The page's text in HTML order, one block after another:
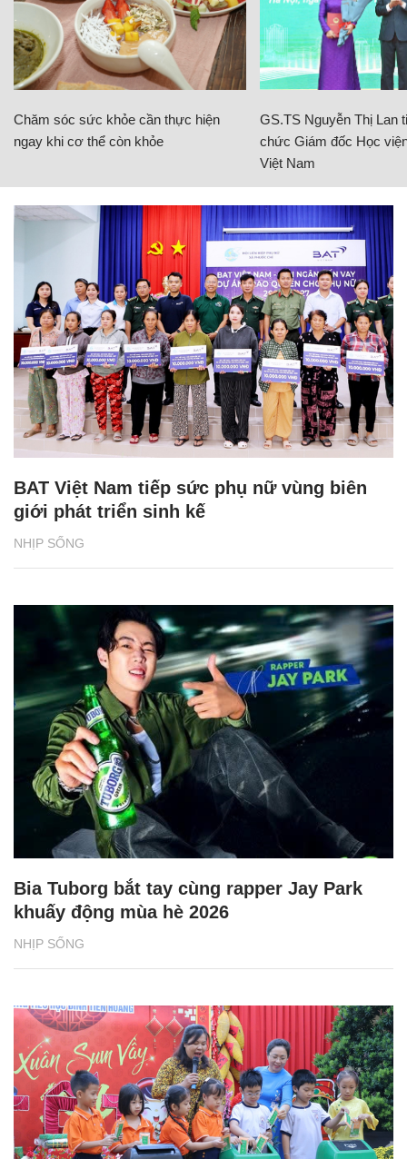
Chăm sóc sức khỏe cần thực hiện
ngay khi cơ thể còn khỏe
GS.TS Nguyễn Thị Lan
chức Giám đốc Học
Việt Nam
NHỊP SỐNG
BAT Việt Nam tiếp sức phụ nữ vùng biên
giới phát triển sinh kế
NHỊP SỐNG
Bia Tuborg bắt tay cùng rapper Jay Park
khuấy động mùa hè 2026